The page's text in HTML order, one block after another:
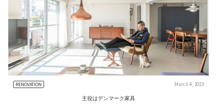
RENOVATION March 4, 2019
主役はデンマーク家具